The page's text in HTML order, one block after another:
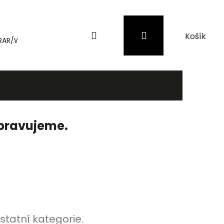
WinRAR Záložní zdroje (UPS) a přepěťové
PřihlášeníNákupní
košík
kategorie.